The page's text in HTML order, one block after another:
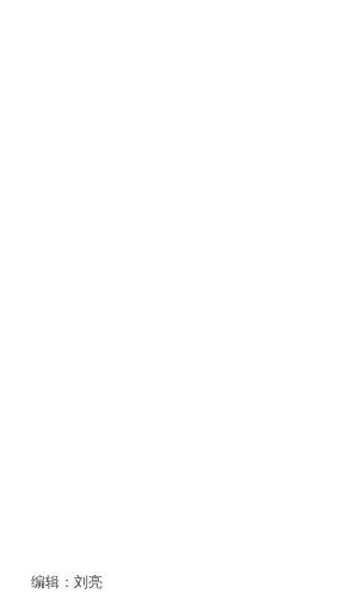
编辑：刘亮